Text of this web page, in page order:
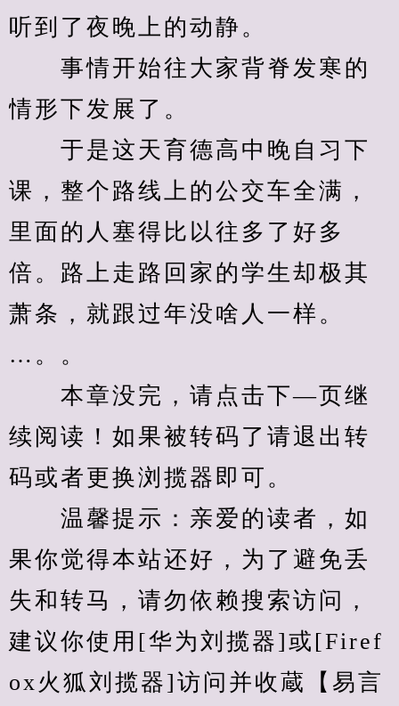
听到了夜晚上的动静。
事情开始往大家背脊发寒的
情形下发展了。
于是这天育德高中晚自习下
课，整个路线上的公交车全满，
里面的人塞得比以往多了好多
倍。路上走路回家的学生却极其
萧条，就跟过年没啥人一样。
…。。
本章没完，请点击下—页继
续阅读！如果被转码了请退出转
码或者更换浏揽器即可。
温馨提示：亲爱的读者，如
果你觉得本站还好，为了避免丢
失和转马，请勿依赖搜索访问，
建议你使用[华为刘揽器]或[Firef
ox火狐刘揽器]访问并收蔵【易言